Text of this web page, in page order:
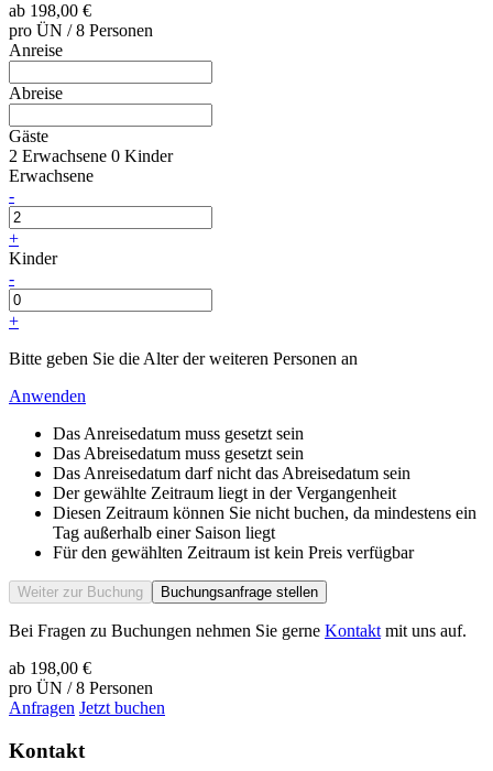
ab 198,00 €
pro ÜN / 8 Personen
Anreise
Abreise
Gäste
2 Erwachsene 0 Kinder
Erwachsene
-
+
Kinder
-
+
Bitte geben Sie die Alter der weiteren Personen an
Anwenden
Das Anreisedatum muss gesetzt sein
Das Abreisedatum muss gesetzt sein
Das Anreisedatum darf nicht das Abreisedatum sein
Der gewählte Zeitraum liegt in der Vergangenheit
Diesen Zeitraum können Sie nicht buchen, da mindestens ein
Tag außerhalb einer Saison liegt
Für den gewählten Zeitraum ist kein Preis verfügbar
Weiter zur Buchung Buchungsanfrage stellen
Bei Fragen zu Buchungen nehmen Sie gerne Kontakt mit uns auf.
ab 198,00 €
pro ÜN / 8 Personen
Anfragen Jetzt buchen
Kontakt